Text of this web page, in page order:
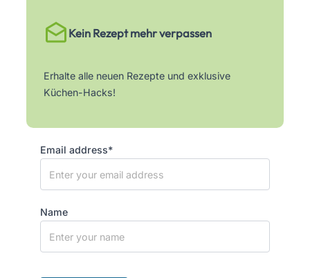
Kein Rezept mehr verpassen
Erhalte alle neuen Rezepte und exklusive
Küchen-Hacks!
Email address*
Name